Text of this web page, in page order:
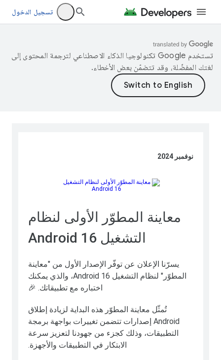
تسجيل الدخول
تستخدم Google تكنولوجيا الذكاء الاصطناعي لترجمة المحتوى إلى
لغتك المفضّلة، وقد تتضمّن بعض الأخطاء.